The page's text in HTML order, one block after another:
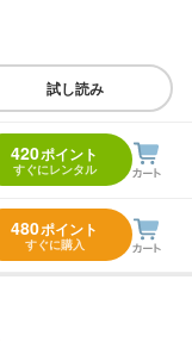
試し読み
420ポイント
すぐにレンタル
480ポイント
すぐに購入